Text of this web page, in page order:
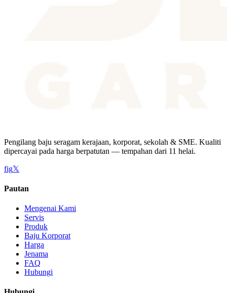
Pengilang baju seragam kerajaan, korporat, sekolah & SME. Kualiti
dipercayai pada harga berpatutan — tempahan dari 11 helai.
fig𝕏
Pautan
Mengenai Kami
Servis
Produk
Baju Korporat
Harga
Jenama
FAQ
Hubungi